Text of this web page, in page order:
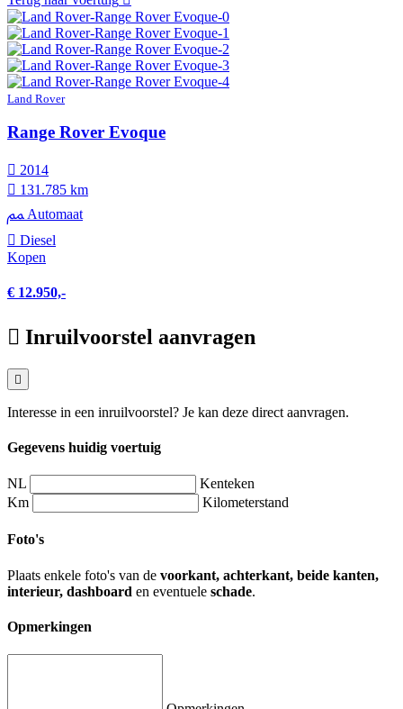
Land Rover
Range Rover Evoque
2014
131.785 km
Automaat
Diesel
Kopen
€ 12.950,-
Inruilvoorstel aanvragen
Interesse in een inruilvoorstel? Je kan deze direct aanvragen.
Gegevens huidig voertuig
NL
Kenteken
Km
Kilometerstand
Foto's
Plaats enkele foto's van de voorkant, achterkant, beide kanten,
interieur, dashboard en eventuele schade.
Opmerkingen